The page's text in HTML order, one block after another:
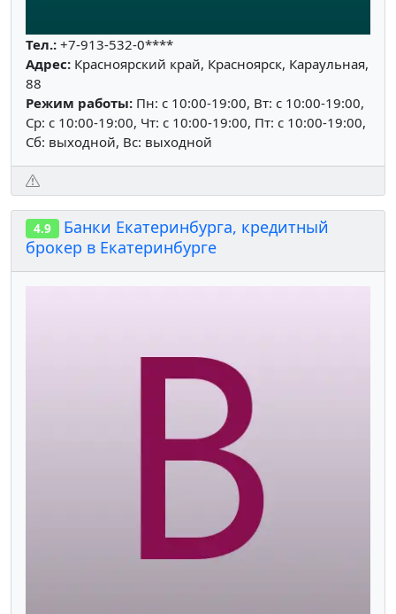
Тел.: +7-913-532-0****
Адрес: Красноярский край, Красноярск, Караульная,
88
Режим работы: Пн: c 10:00-19:00, Вт: c 10:00-19:00,
Ср: c 10:00-19:00, Чт: c 10:00-19:00, Пт: c 10:00-19:00,
Сб: выходной, Вс: выходной
4.9
Банки Екатеринбурга, кредитный
брокер в Екатеринбурге